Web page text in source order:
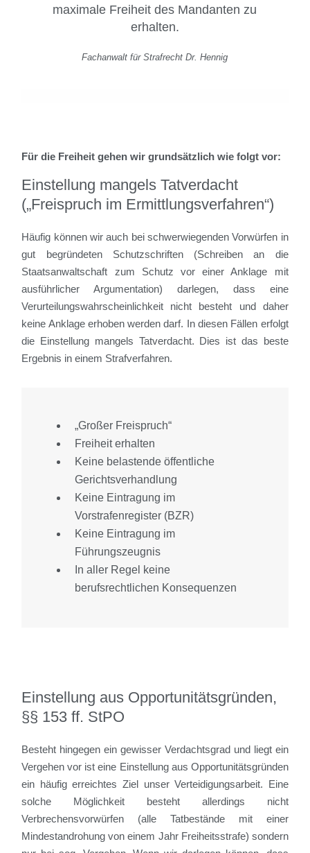
maximale Freiheit des Mandanten zu
erhalten.
Fachanwalt für Strafrecht Dr. Hennig
Für die Freiheit gehen wir grundsätzlich wie folgt vor:
Einstellung mangels Tatverdacht
(„Freispruch im Ermittlungsverfahren“)
Häufig können wir auch bei schwerwiegenden Vorwürfen in
gut begründeten Schutzschriften (Schreiben an die
Staatsanwaltschaft zum Schutz vor einer Anklage mit
ausführlicher Argumentation) darlegen, dass eine
Verurteilungswahrscheinlichkeit nicht besteht und daher
keine Anklage erhoben werden darf. In diesen Fällen erfolgt
die Einstellung mangels Tatverdacht. Dies ist das beste
Ergebnis in einem Strafverfahren.
„Großer Freispruch“
Freiheit erhalten
Keine belastende öffentliche
Gerichtsverhandlung
Keine Eintragung im
Vorstrafenregister (BZR)
Keine Eintragung im
Führungszeugnis
In aller Regel keine
berufsrechtlichen Konsequenzen
Einstellung aus Opportunitätsgründen,
§§ 153 ff. StPO
Besteht hingegen ein gewisser Verdachtsgrad und liegt ein
Vergehen vor ist eine Einstellung aus Opportunitätsgründen
ein häufig erreichtes Ziel unser Verteidigungsarbeit. Eine
solche Möglichkeit besteht allerdings nicht
Verbrechensvorwürfen (alle Tatbestände mit einer
Mindestandrohung von einem Jahr Freiheitsstrafe) sondern